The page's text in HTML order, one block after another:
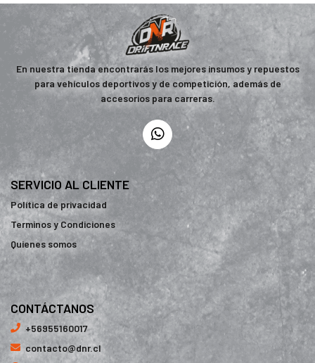
En nuestra tienda encontrarás los mejores insumos y repuestos
para vehículos deportivos y de competición, además de
accesorios para carreras.
SERVICIO AL CLIENTE
Política de privacidad
Terminos y Condiciones
Quienes somos
CONTÁCTANOS
+56955160017
contacto@dnr.cl